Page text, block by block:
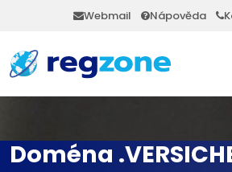
Webmail Nápověda
Doména